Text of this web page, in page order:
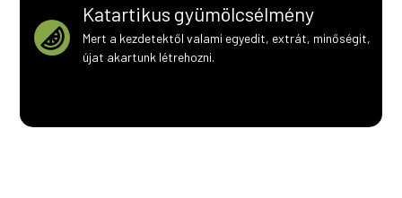
Katartikus gyümölcsélmény
Mert a kezdetektől valami egyedit, extrát, minőségit,
újat akartunk létrehozni.